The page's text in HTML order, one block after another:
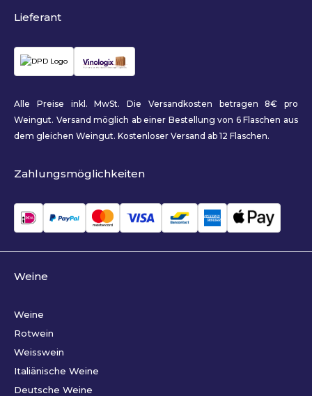
Lieferant
Alle Preise inkl. MwSt. Die Versandkosten betragen 8€ pro
Weingut. Versand möglich ab einer Bestellung von 6 Flaschen aus
dem gleichen Weingut. Kostenloser Versand ab 12 Flaschen.
Zahlungsmöglichkeiten
Weine
Weine
Rotwein
Weisswein
Italiänische Weine
Deutsche Weine